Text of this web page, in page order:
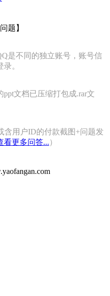
题】
是不同的独立账号，账号信
。
ppt文档已压缩打包成.rar文
含用户ID的付款截图+问题发
看更多问答...）